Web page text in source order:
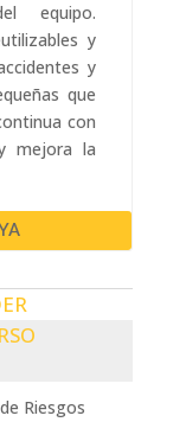
equipo.
y
y
que
con
mejora la
Riesgos